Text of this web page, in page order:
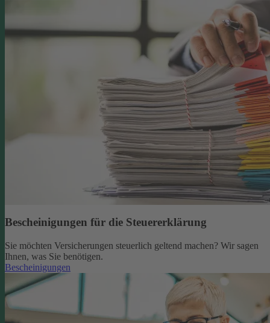
Bescheinigungen für die Steuererklärung
Sie möchten Versicherungen steuerlich geltend machen? Wir sagen
Ihnen, was Sie benötigen.
Bescheinigungen